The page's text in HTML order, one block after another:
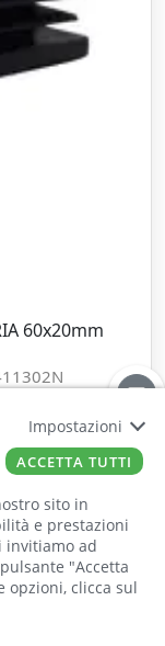
60x20mm
+
sito in
e prestazioni
invitiamo ad
"Accetta
opzioni, clicca sul
Impostazioni
ACCETTA TUTTI